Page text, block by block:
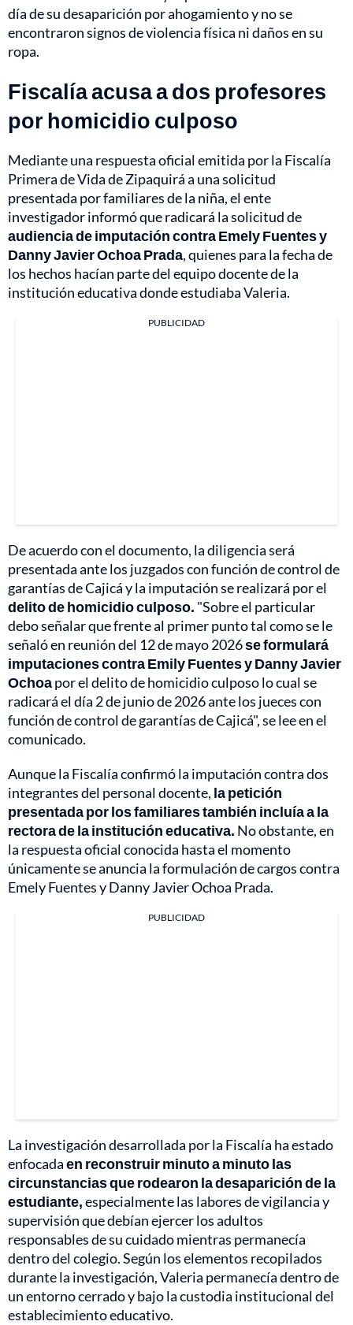
día de su desaparición por ahogamiento y no se
encontraron signos de violencia física ni daños en su
ropa.
Fiscalía acusa a dos profesores
por homicidio culposo
Mediante una respuesta oficial emitida por la Fiscalía
Primera de Vida de Zipaquirá a una solicitud
presentada por familiares de la niña, el ente
investigador informó que radicará la solicitud de
audiencia de imputación contra Emely Fuentes y
Danny Javier Ochoa Prada, quienes para la fecha de
los hechos hacían parte del equipo docente de la
institución educativa donde estudiaba Valeria.
PUBLICIDAD
De acuerdo con el documento, la diligencia será
presentada ante los juzgados con función de control de
garantías de Cajicá y la imputación se realizará por el
delito de homicidio culposo. "Sobre el particular
debo señalar que frente al primer punto tal como se le
señaló en reunión del 12 de mayo 2026se formulará
imputaciones contra Emily Fuentes y Danny Javier
Ochoapor el delito de homicidio culposo lo cual se
radicará el día 2 de junio de 2026 ante los jueces con
función de control de garantías de Cajicá", se lee en el
comunicado.
Aunque la Fiscalía confirmó la imputación contra dos
integrantes del personal docente, la petición
presentada por los familiares también incluía a la
rectora de la institución educativa. No obstante, en
la respuesta oficial conocida hasta el momento
únicamente se anuncia la formulación de cargos contra
Emely Fuentes y Danny Javier Ochoa Prada.
PUBLICIDAD
La investigación desarrollada por la Fiscalía ha estado
enfocadaen reconstruir minuto a minuto las
circunstancias que rodearon la desaparición de la
estudiante,especialmente las labores de vigilancia y
supervisión que debían ejercer los adultos
responsables de su cuidado mientras permanecía
dentro del colegio. Según los elementos recopilados
durante la investigación, Valeria permanecía dentro de
un entorno cerrado y bajo la custodia institucional del
establecimiento educativo.